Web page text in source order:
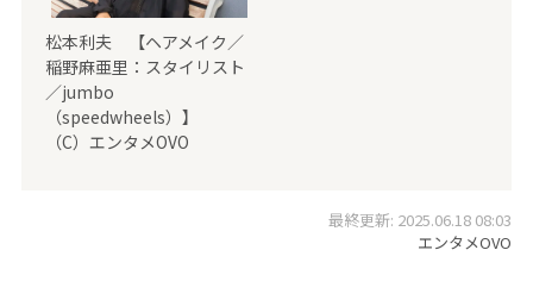
松本利夫 【ヘアメイク／
稲野麻亜里：スタイリスト
／jumbo
（speedwheels）】
（C）エンタメOVO
最終更新: 2025.06.18 08:03
エンタメOVO